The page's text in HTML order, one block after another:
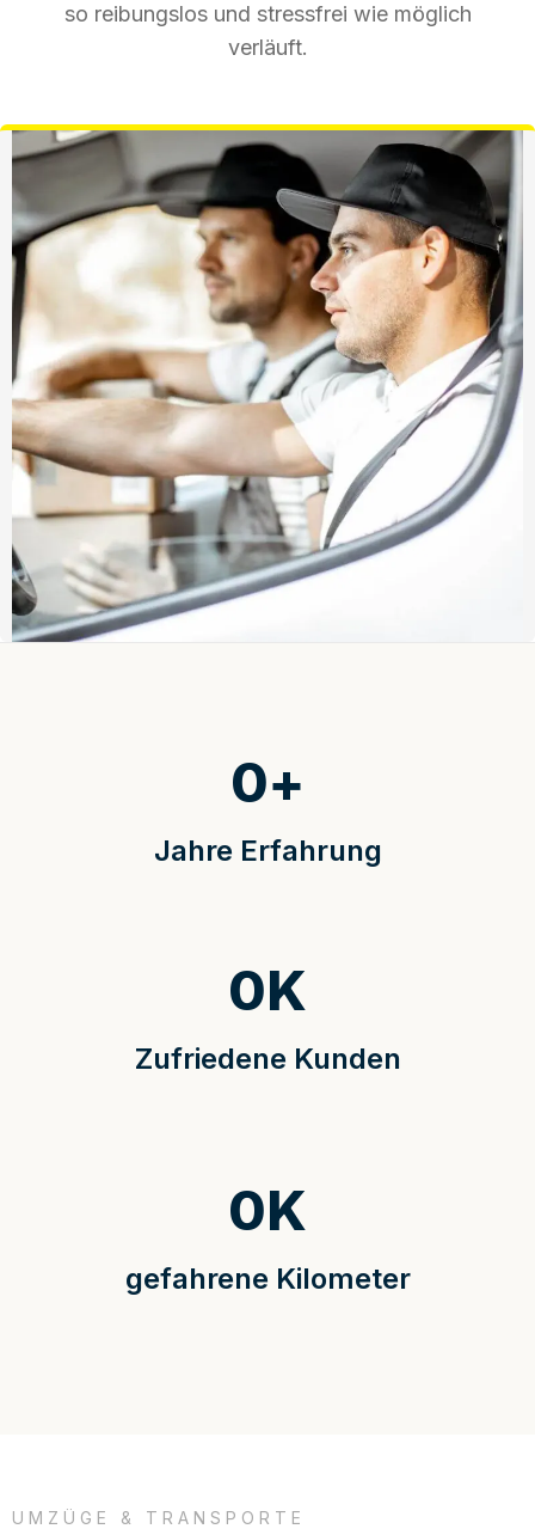
so reibungslos und stressfrei wie möglich
verläuft.
Jahre Erfahrung
0+
Zufriedene Kunden
0K
gefahrene Kilometer
0K
UMZÜGE & TRANSPORTE